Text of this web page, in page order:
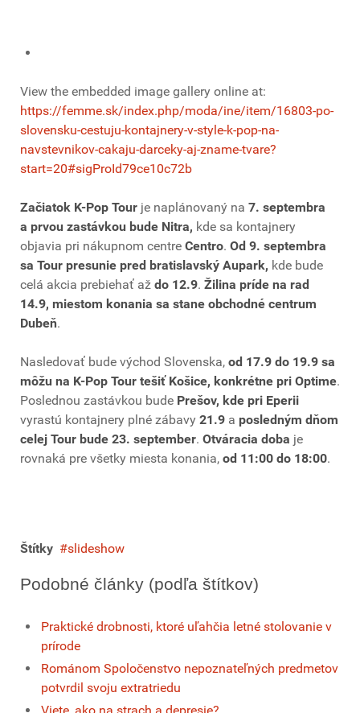
View the embedded image gallery online at:
https://femme.sk/index.php/moda/ine/item/16803-po-
slovensku-cestuju-kontajnery-v-style-k-pop-na-
navstevnikov-cakaju-darceky-aj-zname-tvare?
start=20#sigProId79ce10c72b
Začiatok K-Pop Tour je naplánovaný na 7. septembra
a prvou zastávkou bude Nitra, kde sa kontajnery
objavia pri nákupnom centre Centro. Od 9. septembra
sa Tour presunie pred bratislavský Aupark, kde bude
celá akcia prebiehať až do 12.9. Žilina príde na rad
14.9, miestom konania sa stane obchodné centrum
Dubeň.
Nasledovať bude východ Slovenska, od 17.9 do 19.9 sa
môžu na K-Pop Tour tešiť Košice, konkrétne pri Optime.
Poslednou zastávkou bude Prešov, kde pri Eperii
vyrastú kontajnery plné zábavy 21.9 a posledným dňom
celej Tour bude 23. september. Otváracia doba je
rovnaká pre všetky miesta konania, od 11:00 do 18:00.
Štítky slideshow
Podobné články (podľa štítkov)
Praktické drobnosti, ktoré uľahčia letné stolovanie v
prírode
Románom Spoločenstvo nepoznateľných predmetov
potvrdil svoju extratriedu